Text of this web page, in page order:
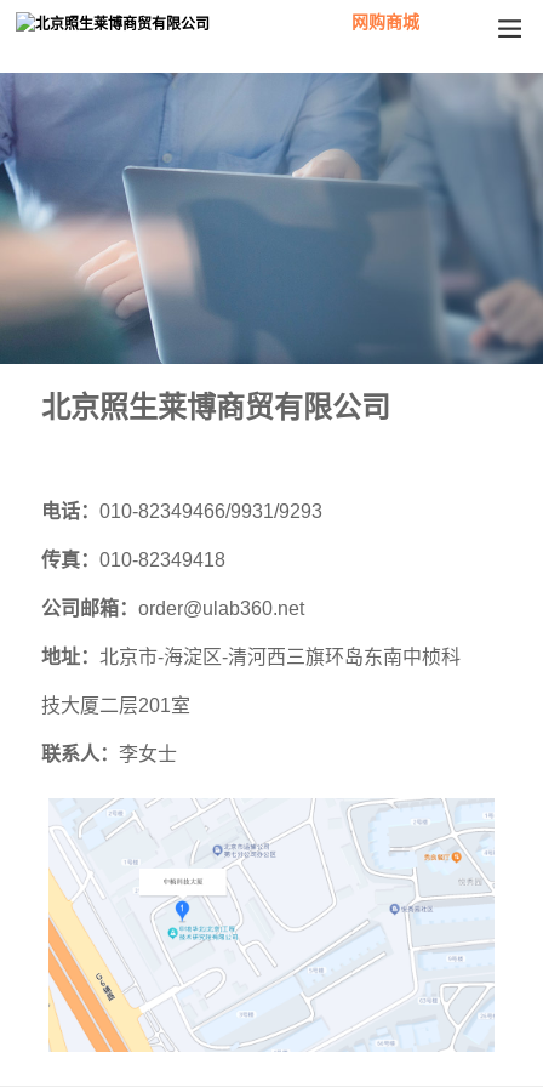
网购商城
北京照生莱博商贸有限公司
电话：010-82349466/9931/9293
传真：010-82349418
公司邮箱：order@ulab360.net
地址：北京市-海淀区-清河西三旗环岛东南中桢科
技大厦二层201室
联系人：李女士